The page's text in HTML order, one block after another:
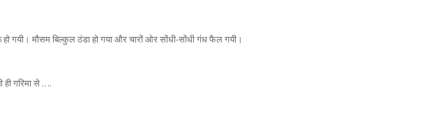
गयी। मौसम बिल्कुल ठंडा हो गया और चारों ओर सोंधी-सोंधी गंध फैल गयी।
गरिमा से ….